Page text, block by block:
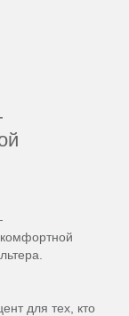
для тех, кто